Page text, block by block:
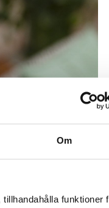
Om
funktioner